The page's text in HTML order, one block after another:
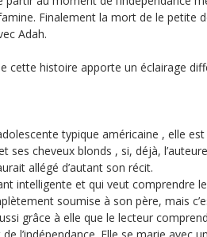
Finalement la mort de le petite
Adah.
cette histoire apporte un éclairage
typique américaine , elle
ses cheveux blonds , si, déjà,
allégé d’autant son récit.
intelligente et qui veut comprendre
soumise à son père, mais
grâce à elle que le lecteur